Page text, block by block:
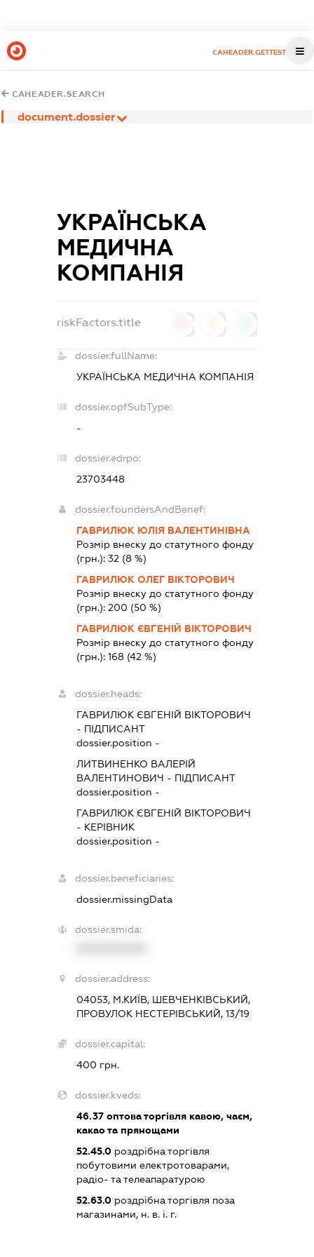
CAHEADER.GETTEST
CAHEADER.SEARCH
document.dossier
УКРАЇНСЬКА
МЕДИЧНА
КОМПАНІЯ
riskFactors.title
dossier.fullName:
УКРАЇНСЬКА МЕДИЧНА КОМПАНІЯ
dossier.opfSubType:
-
dossier.edrpo:
23703448
dossier.foundersAndBenef:
ГАВРИЛЮК ЮЛІЯ ВАЛЕНТИНІВНА
Розмір внеску до статутного фонду
(грн.):32 (8 %)
ГАВРИЛЮК ОЛЕГ ВІКТОРОВИЧ
Розмір внеску до статутного фонду
(грн.):200 (50 %)
ГАВРИЛЮК ЄВГЕНІЙ ВІКТОРОВИЧ
Розмір внеску до статутного фонду
(грн.):168 (42 %)
dossier.heads:
ГАВРИЛЮК ЄВГЕНІЙ ВІКТОРОВИЧ
- ПІДПИСАНТ
dossier.position -
ЛИТВИНЕНКО ВАЛЕРІЙ
ВАЛЕНТИНОВИЧ - ПІДПИСАНТ
dossier.position -
ГАВРИЛЮК ЄВГЕНІЙ ВІКТОРОВИЧ
- КЕРІВНИК
dossier.position -
dossier.beneficiaries:
dossier.missingData
dossier.smida:
dossier.address:
04053, М.КИЇВ, ШЕВЧЕНКІВСЬКИЙ,
ПРОВУЛОК НЕСТЕРІВСЬКИЙ, 13/19
dossier.capital:
400 грн.
dossier.kveds:
46.37 оптова торгівля кавою, чаєм,
какао та прянощами
52.45.0 роздрібна торгівля
побутовими електротоварами,
радіо- та телеапаратурою
52.63.0 роздрібна торгівля поза
магазинами, н. в. і. г.